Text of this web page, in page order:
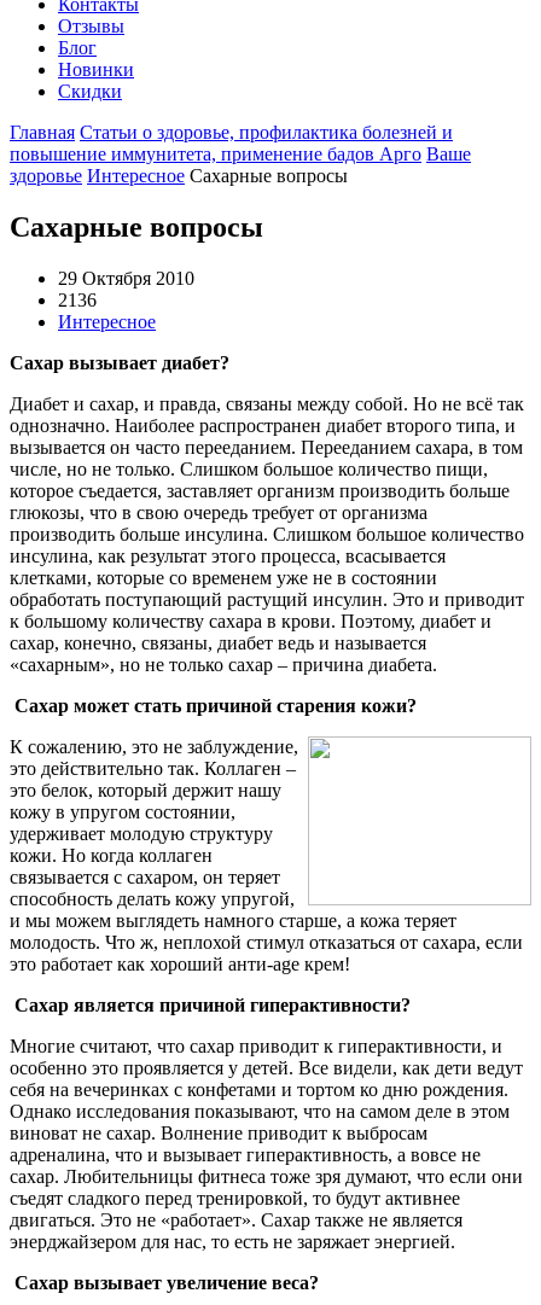
Контакты
Отзывы
Блог
Новинки
Скидки
Главная Статьи о здоровье, профилактика болезней и
повышение иммунитета, применение бадов Арго Ваше
здоровье Интересное Сахарные вопросы
Сахарные вопросы
29 Октября 2010
2136
Интересное
Сахар вызывает диабет?
Диабет и сахар, и правда, связаны между собой. Но не всё так
однозначно. Наиболее распространен диабет второго типа, и
вызывается он часто перееданием. Перееданием сахара, в том
числе, но не только. Слишком большое количество пищи,
которое съедается, заставляет организм производить больше
глюкозы, что в свою очередь требует от организма
производить больше инсулина. Слишком большое количество
инсулина, как результат этого процесса, всасывается
клетками, которые со временем уже не в состоянии
обработать поступающий растущий инсулин. Это и приводит
к большому количеству сахара в крови. Поэтому, диабет и
сахар, конечно, связаны, диабет ведь и называется
«сахарным», но не только сахар – причина диабета.
Сахар может стать причиной старения кожи?
К сожалению, это не заблуждение,
это действительно так. Коллаген –
это белок, который держит нашу
кожу в упругом состоянии,
удерживает молодую структуру
кожи. Но когда коллаген
связывается с сахаром, он теряет
способность делать кожу упругой,
и мы можем выглядеть намного старше, а кожа теряет
молодость. Что ж, неплохой стимул отказаться от сахара, если
это работает как хороший анти-age крем!
Сахар является причиной гиперактивности?
Многие считают, что сахар приводит к гиперактивности, и
особенно это проявляется у детей. Все видели, как дети ведут
себя на вечеринках с конфетами и тортом ко дню рождения.
Однако исследования показывают, что на самом деле в этом
виноват не сахар. Волнение приводит к выбросам
адреналина, что и вызывает гиперактивность, а вовсе не
сахар. Любительницы фитнеса тоже зря думают, что если они
съедят сладкого перед тренировкой, то будут активнее
двигаться. Это не «работает». Сахар также не является
энерджайзером для нас, то есть не заряжает энергией.
Сахар вызывает увеличение веса?